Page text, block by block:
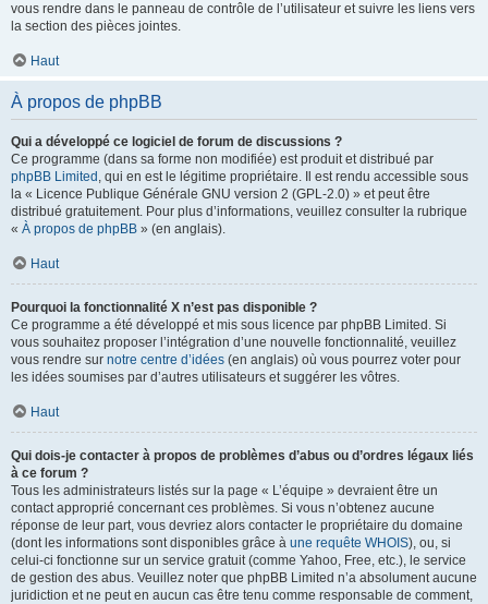
vous rendre dans le panneau de contrôle de l’utilisateur et suivre les liens vers
la section des pièces jointes.
Haut
À propos de phpBB
Qui a développé ce logiciel de forum de discussions ?
Ce programme (dans sa forme non modifiée) est produit et distribué par
phpBB Limited , qui en est le légitime propriétaire. Il est rendu accessible sous
la « Licence Publique Générale GNU version 2 (GPL-2.0) » et peut être
distribué gratuitement. Pour plus d’informations, veuillez consulter la rubrique
« À propos de phpBB » (en anglais).
Haut
Pourquoi la fonctionnalité X n’est pas disponible ?
Ce programme a été développé et mis sous licence par phpBB Limited. Si
vous souhaitez proposer l’intégration d’une nouvelle fonctionnalité, veuillez
vous rendre sur notre centre d’idées (en anglais) où vous pourrez voter pour
les idées soumises par d’autres utilisateurs et suggérer les vôtres.
Haut
Qui dois-je contacter à propos de problèmes d’abus ou d’ordres légaux liés
à ce forum ?
Tous les administrateurs listés sur la page « L’équipe » devraient être un
contact approprié concernant ces problèmes. Si vous n’obtenez aucune
réponse de leur part, vous devriez alors contacter le propriétaire du domaine
(dont les informations sont disponibles grâce à une requête WHOIS), ou, si
celui-ci fonctionne sur un service gratuit (comme Yahoo, Free, etc.), le service
de gestion des abus. Veuillez noter que phpBB Limited n’a absolument aucune
juridiction et ne peut en aucun cas être tenu comme responsable de comment,